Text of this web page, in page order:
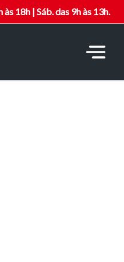
às 18h | Sáb. das 9h às 13h.